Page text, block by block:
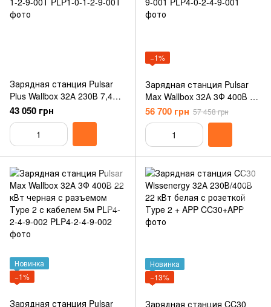
Зарядная станция Pulsar
Plus Wallbox 32А 230В 7,4
кВт белая с разъемом
Тesla с кабелем 5м PLP1-0-
1-2-9-00T
43 050 грн
−1%
Зарядная станция Pulsar
Max Wallbox 32А 3Ф 400В 22
кВт белая с разъемом Тype
2 с кабелем 5м PLP4-0-2-4-
56 700 грн 57 458 грн
Новинка
−1%
Зарядная станция Pulsar
Новинка
−13%
Зарядная станция CC30